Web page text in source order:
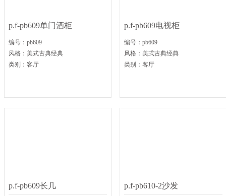
p.f-pb609单门酒柜
编号： pb609
风格： 美式古典经典
类别： 客厅
p.f-pb609电视柜
编号： pb609
风格： 美式古典经典
类别： 客厅
p.f-pb609长几 p.f-pb610-2沙发